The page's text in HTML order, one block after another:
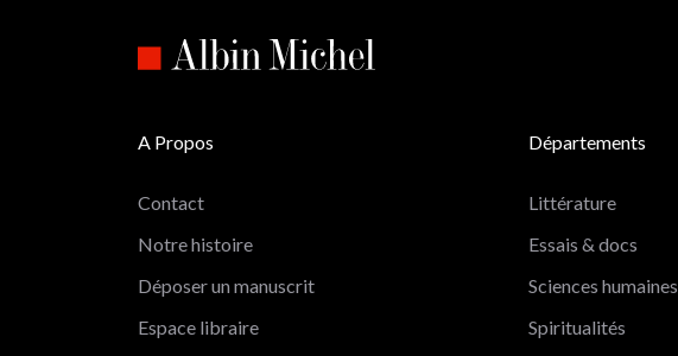
A Propos
Contact
Notre histoire
Déposer un manuscrit
Espace libraire
Départements
Littérature
Essais & docs
Sciences humaines
Spiritualités